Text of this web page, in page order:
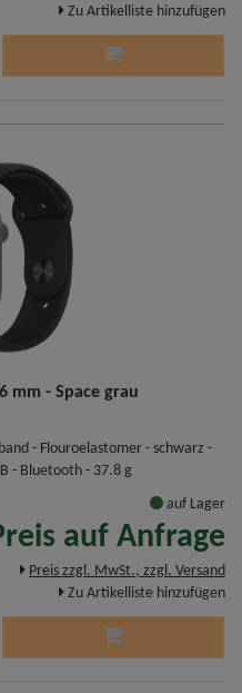
Zu Artikelliste hinzufügen
mm - Space grau
- Flouroelastomer - schwarz -
- Bluetooth - 37.8 g
auf Lager
auf Anfrage
Preis zzgl. MwSt., zzgl. Versand
Zu Artikelliste hinzufügen